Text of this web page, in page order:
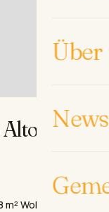
Über
m² Wohnfläche